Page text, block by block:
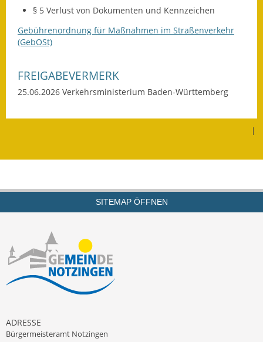
Grundschule &
Kinderbetreuung
Nahverkehr
Klimaschutzagentur
§ 5 Verlust von Dokumenten und Kennzeichen
Gebührenordnung für Maßnahmen im Straßenverkehr
(GebOSt)
FREIGABEVERMERK
25.06.2026 Verkehrsministerium Baden-Württemberg
|
SITEMAP ÖFFNEN
ADRESSE
Bürgermeisteramt Notzingen